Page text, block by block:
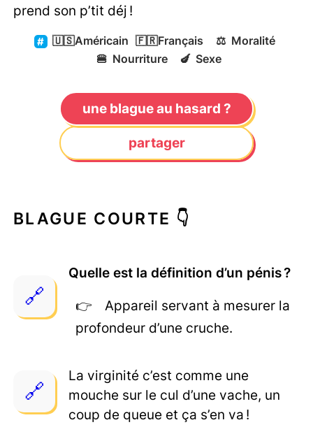
prend son p’tit déj !
🇺🇸Américain 🇫🇷Français ⚖️ Moralité
🍔 Nourriture 🍆 Sexe
une blague au hasard ?
partager
BLAGUE COURTE 👇
Quelle est la définition d’un pénis ?
Appareil servant à mesurer la
profondeur d’une cruche.
La virginité c’est comme une
mouche sur le cul d’une vache, un
coup de queue et ça s’en va !